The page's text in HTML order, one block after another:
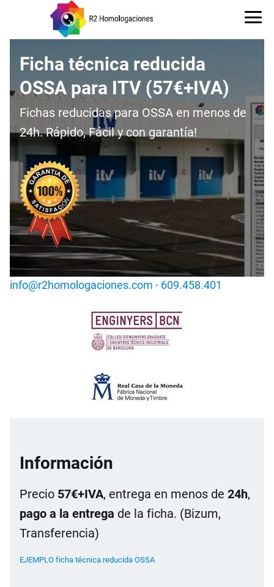
Ficha técnica reducida
OSSA para ITV (57€+IVA)
Fichas reducidas para OSSA en menos de
24h. Rápido, Fácil y con garantía!
info@r2homologaciones.com · 609.458.401
Información
Precio 57€+IVA, entrega en menos de 24h,
pago a la entrega de la ficha. (Bizum,
Transferencia)
EJEMPLO ficha técnica reducida OSSA